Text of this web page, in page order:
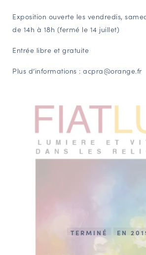
Exposition ouverte les vendredis,
de 14h à 18h (fermé le 14 juillet)
Entrée libre et gratuite
Plus d’informations : acpra@orange.fr
TERMINÉ EN